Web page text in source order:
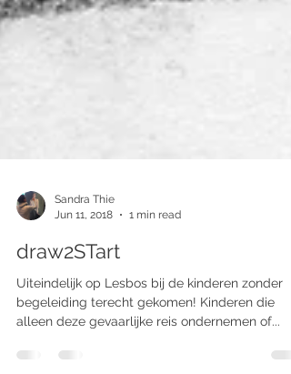
Sandra Thie
Jun 11, 2018
1 min read
draw2STart
Uiteindelijk op Lesbos bij de kinderen zonder